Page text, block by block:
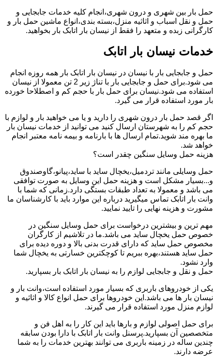
حمل بار بین شهری و درون شهری،انجام کلیه خدمات جابجایی و
حمل و نقل اسباب و اثاثیه منزل،بسته بندی،انواع ماشین حمل بار و
کارگرانی زبده و متعهد را فقط از نیسان بار اتابک بار بخواهید.
خدمات نیسان بار اتابک
حمل و جابجایی بار با نیسان در نیسان بار اتابک بار همه روزه انجام
می شود.برای حمل و جابجایی بار با تناژ زیر 2 تن معمولا از نیسان
استفاده می شود.نیسان برای حمل بار با حجم کم و اصطلاحا خورده
بار مورد استفاده قرار می گیرد.
اگر قصد حمل بار درون شهری را دارید و یا می خواهید بار و لوازم با
حجم کم را به شهرستان ارسال کنید می توانید از خدمات نیسان بار
ما بهره مند شوید.تمام ارسال ها با بارنامه و بیمه نامه معتبر انجام
خواهد شد.
هزینه حمل وسایل سنگین چقدر است؟
حمل وسایلی مانند تردمیل،یخچال ساید با ساید،پیانو،گاوصندوق
و...بسیار مشکل است و هزینه حمل این وسایل به صورت توافقی
می باشد و معمولا به تعداد طبقات بستگی دارد.زمانی که شما با
وانت بار اتابک تماس میگیرید درباره این موارد باید با کارشناسان ما
مشورت و هزینه نهایی را تایید نمایید.
مهم ترین و بیشترین درخواست برای حمل وسایل سنگین در
خصوص حمل یخچال ساید می باشد.ما در تلاشیم از کارگران
مخصوص حمل ساید که دارای قدرت بدنی بالا و دوره دیده برای
حمل ساید هستند،بهره ببریم تا کوچکترین خسارتی به یخچال شما
وارد نشود.
حمل و نقل و جابجایی لوازم را به نیسان بار اتابک بار بسپارید.
یکی از خودروهای باربری که بسیار مورد استفاده است،وانت بار و
نیسان بار ها می باشد.این خودروها برای حمل انواع کالا و اثاثیه و
لوازم منزل مورد استفاده قرار می گیرند.
برای حمل اصولی لوازم و بارها باید این کار را به اهل فن و
متخصصین آن بسپارید.پرسنل وانت بار اتابک با دارا بودن سابقه
چندین ساله در زمینه باربری می توانند بهترین خدمات را به شما
عرضه دارند.